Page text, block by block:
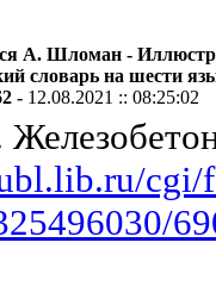
А. Шломан -
словарь на шести
- 12.08.2021 :: 08:25:02
cgi/